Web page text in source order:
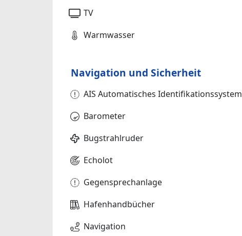
TV
Warmwasser
Navigation und Sicherheit
AIS Automatisches Identifikationssystem
Barometer
Bugstrahlruder
Echolot
Gegensprechanlage
Hafenhandbücher
Navigation